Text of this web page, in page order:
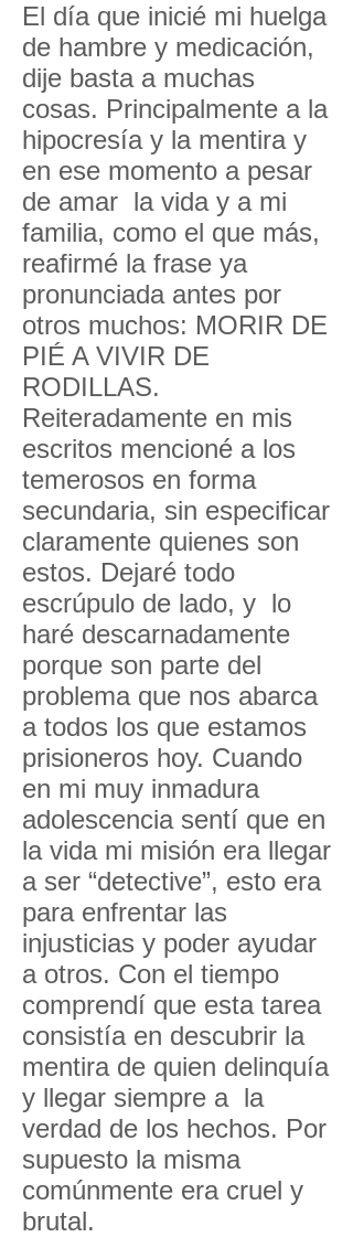
El día que inicié mi huelga
de hambre y medicación,
dije basta a muchas
cosas. Principalmente a la
hipocresía y la mentira y
en ese momento a pesar
de amar la vida y a mi
familia, como el que más,
reafirmé la frase ya
pronunciada antes por
otros muchos: MORIR DE
PIÉ A VIVIR DE
RODILLAS.
Reiteradamente en mis
escritos mencioné a los
temerosos en forma
secundaria, sin especificar
claramente quienes son
estos. Dejaré todo
escrúpulo de lado, y lo
haré descarnadamente
porque son parte del
problema que nos abarca
a todos los que estamos
prisioneros hoy. Cuando
en mi muy inmadura
adolescencia sentí que en
la vida mi misión era llegar
a ser “detective”, esto era
para enfrentar las
injusticias y poder ayudar
a otros. Con el tiempo
comprendí que esta tarea
consistía en descubrir la
mentira de quien delinquía
y llegar siempre a la
verdad de los hechos. Por
supuesto la misma
comúnmente era cruel y
brutal.